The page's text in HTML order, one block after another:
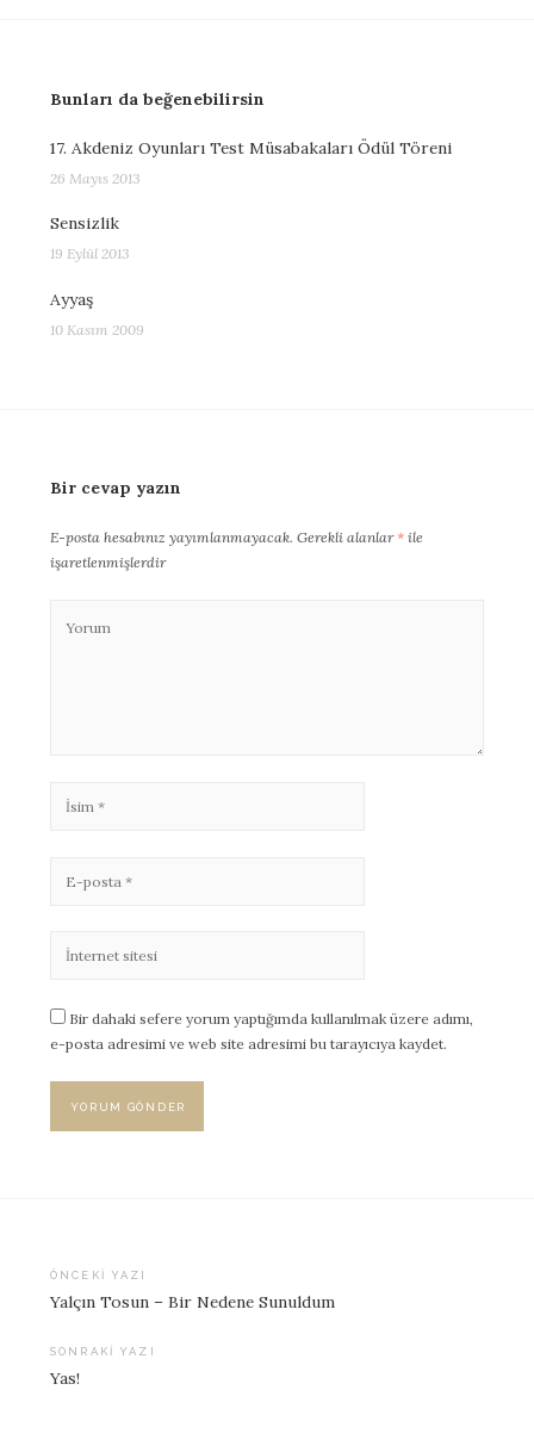
Bunları da beğenebilirsin
17. Akdeniz Oyunları Test Müsabakaları Ödül Töreni
26 Mayıs 2013
Sensizlik
19 Eylül 2013
Ayyaş
10 Kasım 2009
Bir cevap yazın
E-posta hesabınız yayımlanmayacak. Gerekli alanlar* ile
işaretlenmişlerdir
Bir dahaki sefere yorum yaptığımda kullanılmak üzere adımı,
e-posta adresimi ve web site adresimi bu tarayıcıya kaydet.
Yazı
dolaşımı
ÖNCEKI YAZI
Yalçın Tosun – Bir Nedene Sunuldum
SONRAKI YAZI
Yas!